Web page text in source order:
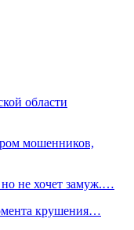
области
мошенников,
не хочет замуж.…
крушения…